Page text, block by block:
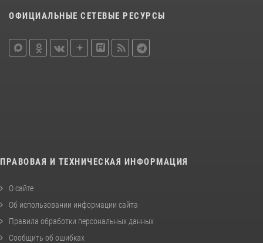
ОФИЦИАЛЬНЫЕ СЕТЕВЫЕ РЕСУРСЫ
ПРАВОВАЯ И ТЕХНИЧЕСКАЯ ИНФОРМАЦИЯ
О сайте
Об использовании информации сайта
Правила обработки персональных данных
Сообщить об ошибках